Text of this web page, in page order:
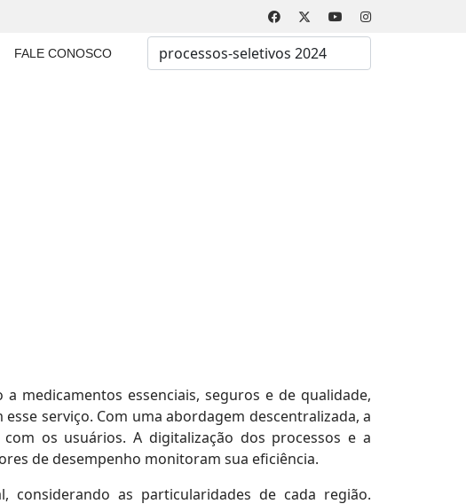
FALE CONOSCO
Busca
medicamentos essenciais, seguros e de qualidade,
serviço. Com uma abordagem descentralizada, a
os usuários. A digitalização dos processos e a
de desempenho monitoram sua eficiência.
considerando as particularidades de cada região.